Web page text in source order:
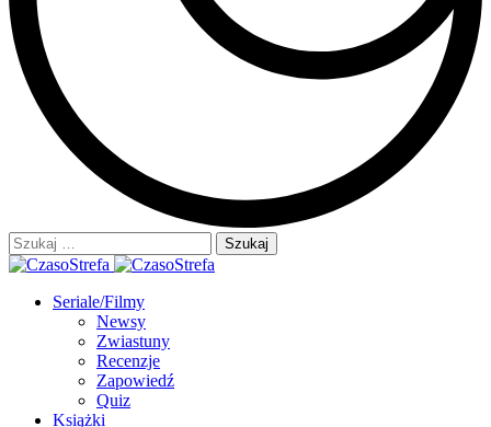
Szukaj:
Seriale/Filmy
Newsy
Zwiastuny
Recenzje
Zapowiedź
Quiz
Książki